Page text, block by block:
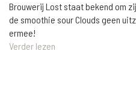
Brouwerij Lost staat bekend om
de smoothie sour Clouds geen
ermee!
Verder lezen